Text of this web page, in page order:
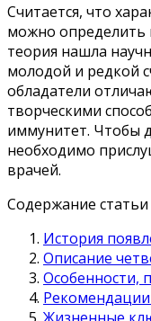
Считается, что
можно определить
теория нашла
молодой и редкой
обладатели
творческими
иммунитет. Чтобы
необходимо
врачей.
Содержание статьи
История
Описание
Особенности,